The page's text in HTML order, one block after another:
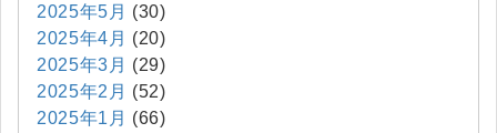
2025年5月 (30)
2025年4月 (20)
2025年3月 (29)
2025年2月 (52)
2025年1月 (66)